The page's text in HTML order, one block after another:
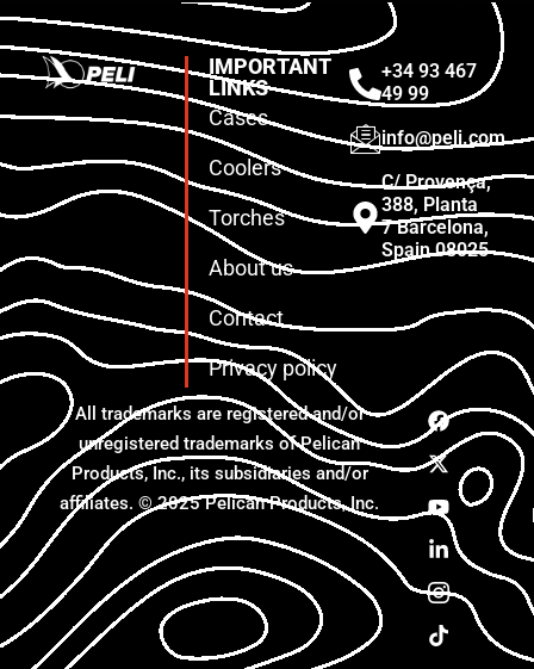
IMPORTANT
LINKS
Cases
Coolers
Torches
About us
Contact
Privacy policy
+34 93 467
49 99
info@peli.com
C/ Provença,
388, Planta
7 Barcelona,
Spain 08025
All trademarks are registered and/or
unregistered trademarks of Pelican
Products, Inc., its subsidiaries and/or
affiliates. © 2025 Pelican Products, Inc.